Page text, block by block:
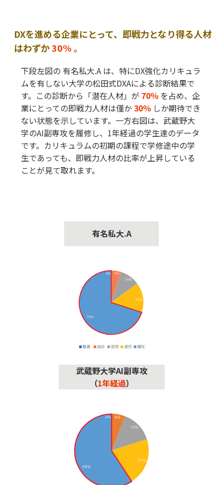
DXを進める企業にとって、即戦力となり得る人材
はわずか30%。
下段左図の 有名私大.A は、特にDX強化カリキュラ
ムを有しない大学の松田式DXAによる診断結果で
す。この診断から「潜在人材」が 70％ を占め、企
業にとっての即戦力人材は僅か30％ しか期待でき
ない状態を示しています。一方右図は、武蔵野大
学のAI副専攻を履修し、1年経過の学生達のデータ
です。カリキュラムの初期の課程で学修途中の学
生であっても、即戦力人材の比率が上昇している
ことが見て取れます。
有名私大.A
武蔵野大学AI副専攻
（1年経過）